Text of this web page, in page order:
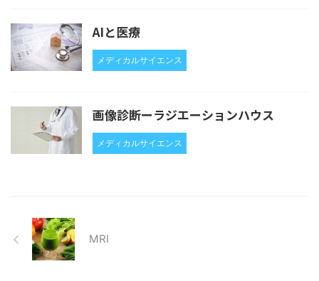
AIと医療
メディカルサイエンス
画像診断ーラジエーションハウス
メディカルサイエンス
MRI